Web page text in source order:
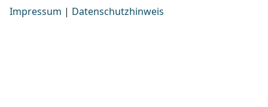
Impressum | Datenschutzhinweis